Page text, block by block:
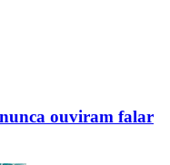
ouviram falar